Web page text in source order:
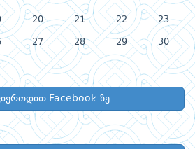
20 21 22 23
27 28 29 30
Facebook-ზე